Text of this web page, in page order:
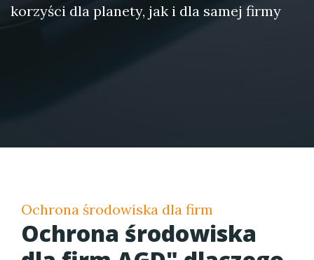
korzyści dla planety, jak i dla samej firmy
Ochrona środowiska dla firm
Ochrona środowiska